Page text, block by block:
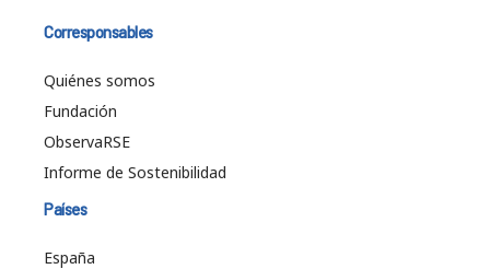
Corresponsables
Quiénes somos
Fundación
ObservaRSE
Informe de Sostenibilidad
Países
España